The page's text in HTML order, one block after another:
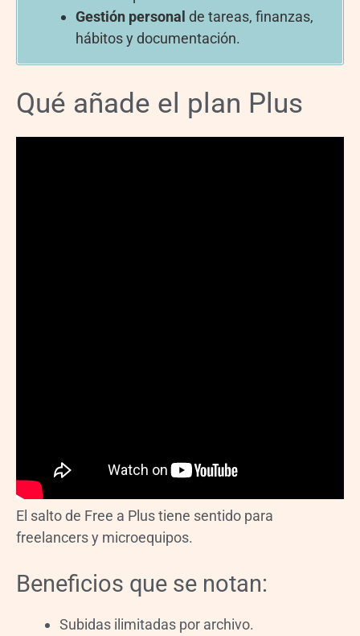
Gestión personal de tareas, finanzas,
hábitos y documentación.
Qué añade el plan Plus
El salto de Free a Plus tiene sentido para
freelancers y microequipos.
Beneficios que se notan:
Subidas ilimitadas por archivo.